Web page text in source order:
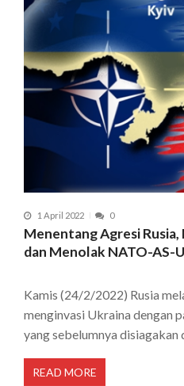
1 April 2022 0
Menentang Agresi
dan Menolak NATO-AS-
Kamis (24/2/2022) Rusia
menginvasi Ukraina dengan
yang sebelumnya disiagakan
READ MORE